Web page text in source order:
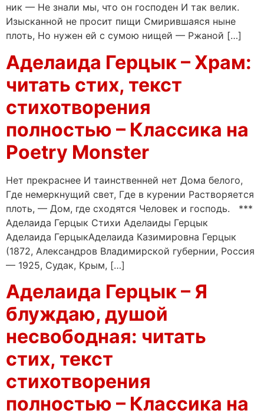
ник — Не знали мы, что он господен И так велик.
Изысканной не просит пищи Смирившаяся ныне
плоть, Но нужен ей с сумою нищей — Ржаной […]
Аделаида Герцык – Храм:
читать стих, текст
стихотворения
полностью – Классика на
Poetry Monster
Нет прекраснее И таинственней нет Дома белого,
Где немеркнущий свет, Где в курении Растворяется
плоть, — Дом, где сходятся Человек и господь. ***
Аделаида Герцык Стихи Аделаиды Герцык
Аделаида ГерцыкАделаида Казимировна Герцык
(1872, Александров Владимирской губернии, Россия
— 1925, Судак, Крым, […]
Аделаида Герцык – Я
блуждаю, душой
несвободная: читать
стих, текст
стихотворения
полностью – Классика на